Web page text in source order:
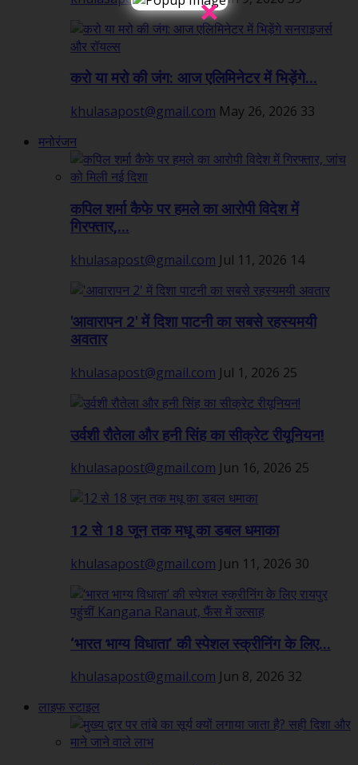
करो या मरो की जंग: आज एलिमिनेटर में भिड़ेंगे...
khulasapost@gmail.com May 26, 2026 33
मनोरंजन
कपिल शर्मा कैफे पर हमले का आरोपी विदेश में
गिरफ्तार,...
khulasapost@gmail.com Jul 11, 2026 14
'आवारापन 2' में दिशा पाटनी का सबसे रहस्यमयी
अवतार
khulasapost@gmail.com Jul 1, 2026 25
उर्वशी रौतेला और हनी सिंह का सीक्रेट रीयूनियन!
khulasapost@gmail.com Jun 16, 2026 25
12 से 18 जून तक मधू का डबल धमाका
khulasapost@gmail.com Jun 11, 2026 30
‘भारत भाग्य विधाता’ की स्पेशल स्क्रीनिंग के लिए...
khulasapost@gmail.com Jun 8, 2026 32
लाइफ स्टाइल
×